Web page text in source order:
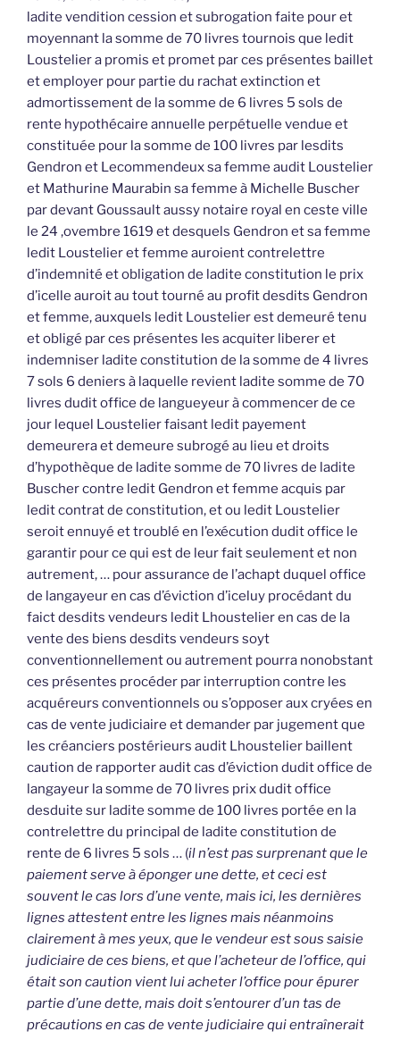
ladite vendition cession et subrogation faite pour et
moyennant la somme de 70 livres tournois que ledit
Loustelier a promis et promet par ces présentes baillet
et employer pour partie du rachat extinction et
admortissement de la somme de 6 livres 5 sols de
rente hypothécaire annuelle perpétuelle vendue et
constituée pour la somme de 100 livres par lesdits
Gendron et Lecommendeux sa femme audit Loustelier
et Mathurine Maurabin sa femme à Michelle Buscher
par devant Goussault aussy notaire royal en ceste ville
le 24 ,ovembre 1619 et desquels Gendron et sa femme
ledit Loustelier et femme auroient contrelettre
d’indemnité et obligation de ladite constitution le prix
d’icelle auroit au tout tourné au profit desdits Gendron
et femme, auxquels ledit Loustelier est demeuré tenu
et obligé par ces présentes les acquiter liberer et
indemniser ladite constitution de la somme de 4 livres
7 sols 6 deniers à laquelle revient ladite somme de 70
livres dudit office de langueyeur à commencer de ce
jour lequel Loustelier faisant ledit payement
demeurera et demeure subrogé au lieu et droits
d’hypothèque de ladite somme de 70 livres de ladite
Buscher contre ledit Gendron et femme acquis par
ledit contrat de constitution, et ou ledit Loustelier
seroit ennuyé et troublé en l’exécution dudit office le
garantir pour ce qui est de leur fait seulement et non
autrement, … pour assurance de l’achapt duquel office
de langayeur en cas d’éviction d’iceluy procédant du
faict desdits vendeurs ledit Lhoustelier en cas de la
vente des biens desdits vendeurs soyt
conventionnellement ou autrement pourra nonobstant
ces présentes procéder par interruption contre les
acquéreurs conventionnels ou s’opposer aux cryées en
cas de vente judiciaire et demander par jugement que
les créanciers postérieurs audit Lhoustelier baillent
caution de rapporter audit cas d’éviction dudit office de
langayeur la somme de 70 livres prix dudit office
desduite sur ladite somme de 100 livres portée en la
contrelettre du principal de ladite constitution de
rente de 6 livres 5 sols … (il n’est pas surprenant que le
paiement serve à éponger une dette, et ceci est
souvent le cas lors d’une vente, mais ici, les dernières
lignes attestent entre les lignes mais néanmoins
clairement à mes yeux, que le vendeur est sous saisie
judiciaire de ces biens, et que l’acheteur de l’office, qui
était son caution vient lui acheter l’office pour épurer
partie d’une dette, mais doit s’entourer d’un tas de
précautions en cas de vente judiciaire qui entraînerait